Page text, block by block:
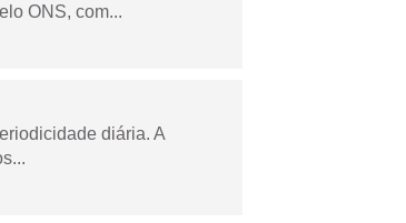
ONS, com...
diária. A